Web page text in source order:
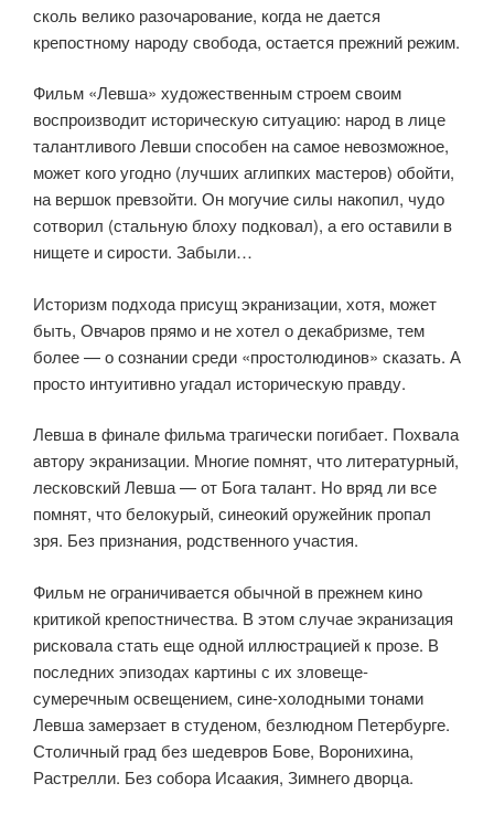
сколь велико разочарование, когда не дается
крепостному народу свобода, остается прежний режим.
Фильм «Левша» художественным строем своим
воспроизводит историческую ситуацию: народ в лице
талантливого Левши способен на самое невозможное,
может кого угодно (лучших аглипких мастеров) обойти,
на вершок превзойти. Он могучие силы накопил, чудо
сотворил (стальную блоху подковал), а его оставили в
нищете и сирости. Забыли…
Историзм подхода присущ экранизации, хотя, может
быть, Овчаров прямо и не хотел о декабризме, тем
более — о сознании среди «простолюдинов» сказать. А
просто интуитивно угадал историческую правду.
Левша в финале фильма трагически погибает. Похвала
автору экранизации. Многие помнят, что литературный,
лесковский Левша — от Бога талант. Но вряд ли все
помнят, что белокурый, синеокий оружейник пропал
зря. Без признания, родственного участия.
Фильм не ограничивается обычной в прежнем кино
критикой крепостничества. В этом случае экранизация
рисковала стать еще одной иллюстрацией к прозе. В
последних эпизодах картины с их зловеще-
сумеречным освещением, сине-холодными тонами
Левша замерзает в студеном, безлюдном Петербурге.
Столичный град без шедевров Бове, Воронихина,
Растрелли. Без собора Исаакия, Зимнего дворца.